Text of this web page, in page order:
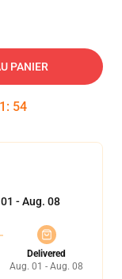
PANIER
: 54
- Aug. 08
Delivered
Aug. 01 - Aug. 08